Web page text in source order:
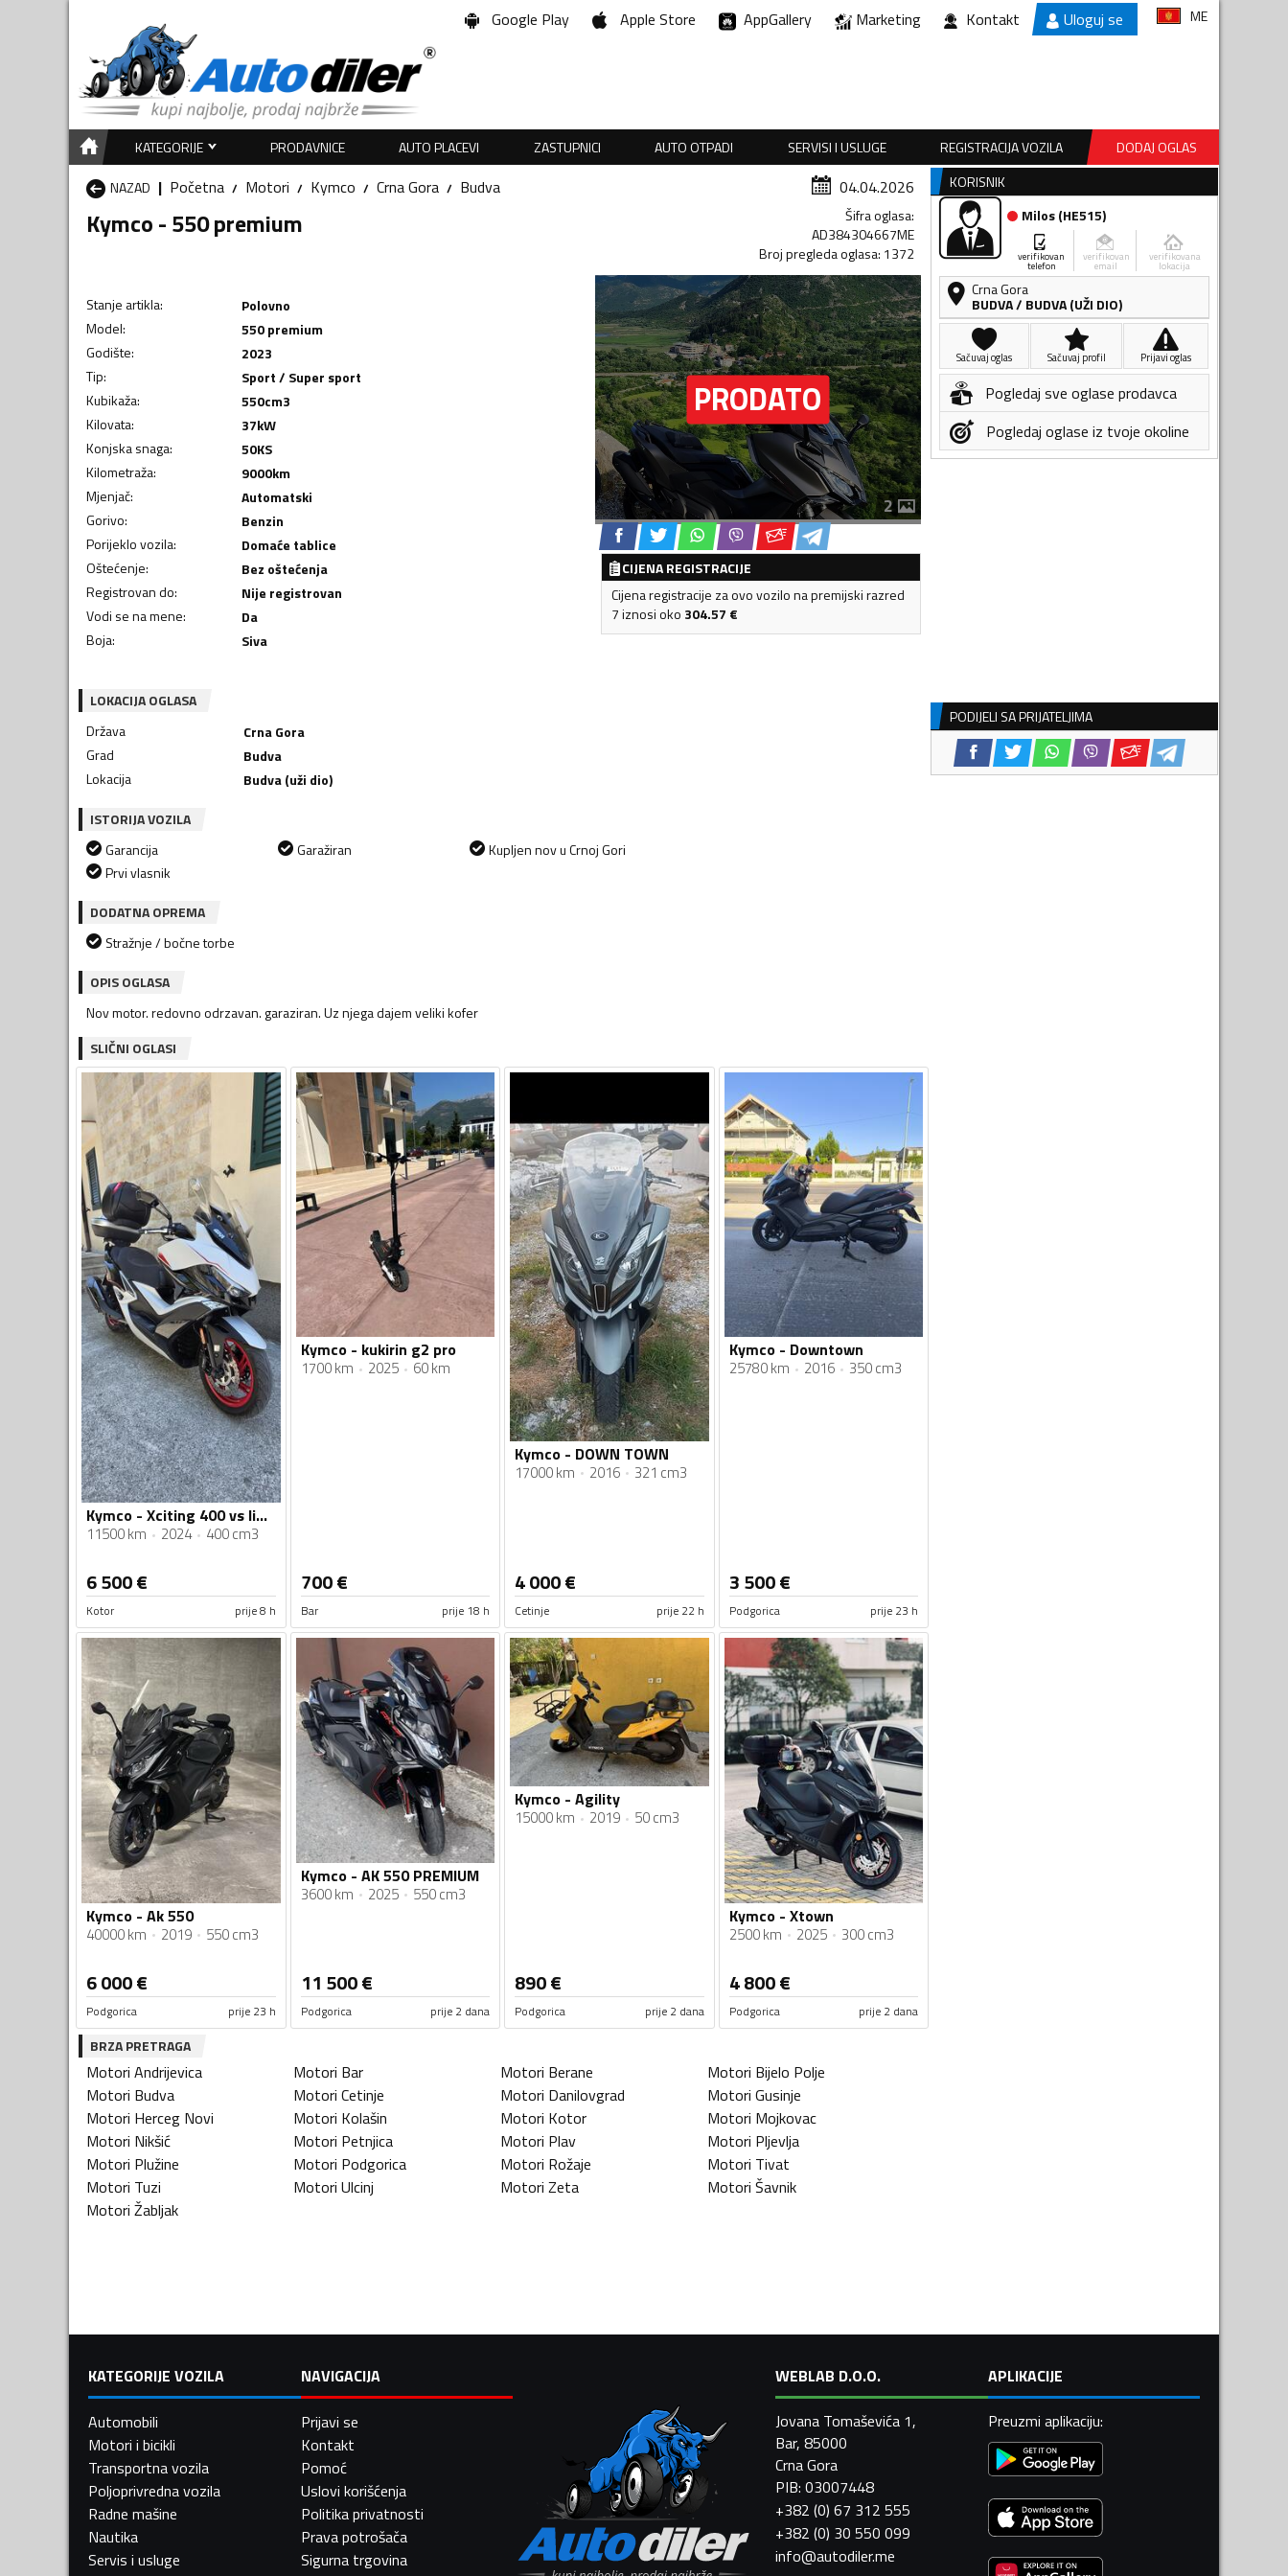
Google Play Apple Store AppGallery Marketing Kontakt Uloguj se ME
KATEGORIJE PRODAVNICE AUTO PLACEVI ZASTUPNICI AUTO OTPADI SERVISI I USLUGE REGISTRACIJA VOZILA
DODAJ OGLAS
NAZAD
Početna Motori Kymco Crna Gora Budva 04.04.2026
Kymco - 550 premium Šifra oglasa:
AD384304667ME
Broj pregleda oglasa: 1372
Stanje artikla:
Polovno
Model:
550 premium
Godište:
2023
Tip:
Sport / Super sport
Kubikaža: 550cm3
Kilovata: 37kW
Konjska snaga: 50KS
Kilometraža: 9000km
Mjenjač:
Automatski
Gorivo:
Benzin
Porijeklo vozila:
Domaće tablice
Oštećenje:
Bez oštećenja
Registrovan do:
Nije registrovan
Vodi se na mene:
Da
Boja: Siva
2
CIJENA REGISTRACIJE
Cijena registracije za ovo vozilo na premijski razred
7 iznosi oko 304.57 €
LOKACIJA OGLASA
Država
Crna Gora
Grad
Budva
Lokacija
Budva (uži dio)
ISTORIJA VOZILA
Garancija
Prvi vlasnik
Garažiran Kupljen nov u Crnoj Gori
DODATNA OPREMA
Stražnje / bočne torbe
OPIS OGLASA
Nov motor. redovno odrzavan. garaziran. Uz njega dajem veliki kofer
SLIČNI OGLASI
Kymco - Xciting 400 vs limited edition
11500 km 2024 400 cm3
6 500€
Kotor prije 8 h
Kymco - kukirin g2 pro
1700 km 2025 60 km
700€
Bar prije 18 h
Kymco - DOWN TOWN
17000 km 2016 321 cm3
4 000€
Cetinje prije 22 h
Kymco - Downtown
25780 km 2016 350 cm3
3 500€
Podgorica prije 23 h
Kymco - Ak 550
40000 km 2019 550 cm3
6 000€
Podgorica prije 23 h
Kymco - AK 550 PREMIUM
3600 km 2025 550 cm3
11 500€
Podgorica prije 2 dana
Kymco - Agility
15000 km 2019 50 cm3
890€
Podgorica prije 2 dana
Kymco - Xtown
2500 km 2025 300 cm3
4 800€
Podgorica prije 2 dana
BRZA PRETRAGA
Motori Andrijevica Motori Bar Motori Berane Motori Bijelo Polje
Motori Budva Motori Cetinje Motori Danilovgrad Motori Gusinje
Motori Herceg Novi Motori Kolašin Motori Kotor Motori Mojkovac
Motori Nikšić Motori Petnjica Motori Plav Motori Pljevlja
Motori Plužine Motori Podgorica Motori Rožaje Motori Tivat
Motori Tuzi Motori Ulcinj Motori Zeta Motori Šavnik
Motori Žabljak
KORISNIK
Milos(HE515)
verifikovan
telefon
verifikovan
email
verifikovana
lokacija
Crna Gora
BUDVA/ BUDVA (UŽI DIO)
Sačuvaj oglas Sačuvaj profil Prijavi oglas
Pogledaj sve oglase prodavca
Pogledaj oglase iz tvoje okoline
PODIJELI SA PRIJATELJIMA
KATEGORIJE VOZILA
Automobili
Motori i bicikli
Transportna vozila
Poljoprivredna vozila
Radne mašine
Nautika
Servis i usluge
NAVIGACIJA
Prijavi se
Kontakt
Pomoć
Uslovi korišćenja
Politika privatnosti
Prava potrošača
Sigurna trgovina
WEBLAB D.O.O.
Jovana Tomaševića 1,
Bar, 85000
Crna Gora
PIB: 03007448
+382 (0) 67 312 555
+382 (0) 30 550 099
info@autodiler.me
APLIKACIJE
Preuzmi aplikaciju: